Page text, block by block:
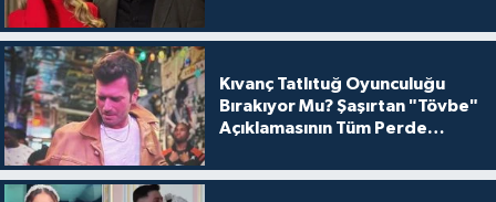
Kıvanç Tatlıtuğ Oyunculuğu
Bırakıyor Mu? Şaşırtan "Tövbe"
Açıklamasının Tüm Perde